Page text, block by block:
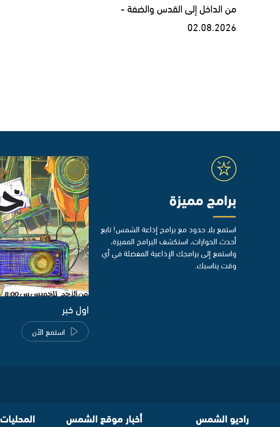
من الداخل إلى القدس والضفة -
02.08.2026
برامج مميزة
استمع بلا حدود مع برامج إذاعة الشمس! تابع
أحدث الحوارات، استكشف البرامج المميزة،
واستمع إلى برامجك الإذاعية المفضلة في أي
وقت يناسبك.
اول خبر
استمع الآن
راديو الشمس أخبار موقع الشمس المحليات